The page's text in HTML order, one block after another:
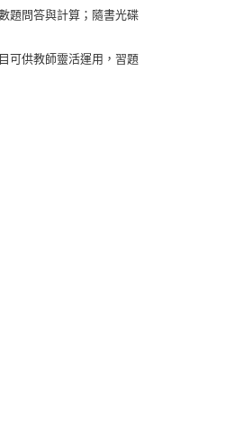
題問答與計算；隨書光碟
可供教師靈活運用，習題